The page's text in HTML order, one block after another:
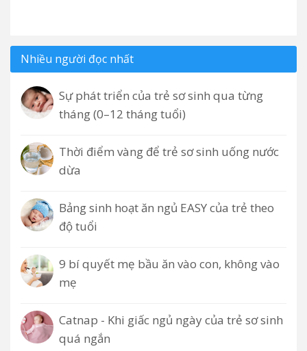
Nhiều người đọc nhất
Sự phát triển của trẻ sơ sinh qua từng
tháng (0–12 tháng tuổi)
Thời điểm vàng để trẻ sơ sinh uống nước
dừa
Bảng sinh hoạt ăn ngủ EASY của trẻ theo
độ tuổi
9 bí quyết mẹ bầu ăn vào con, không vào
mẹ
Catnap - Khi giấc ngủ ngày của trẻ sơ sinh
quá ngắn